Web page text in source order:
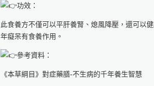
功效：
此食養方不僅可以平肝養腎、熄風降壓，還可以
年癡呆有食養作用。
參考資料：
《本草綱目》對症藥膳-不生病的千年養生智慧